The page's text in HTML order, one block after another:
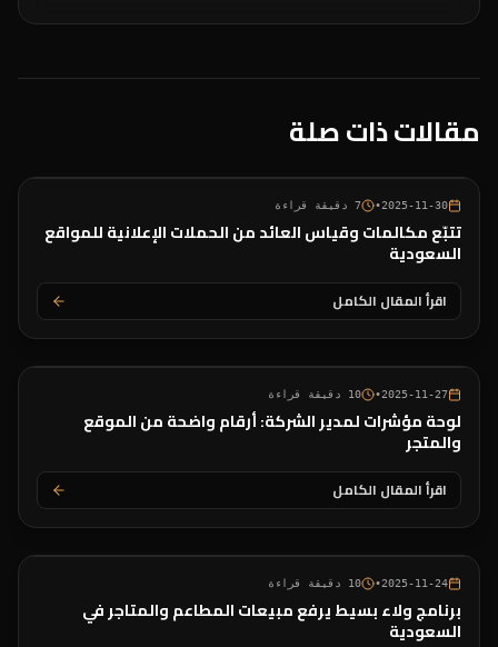
مقالات ذات صلة
2025-11-30
•
7 دقيقة قراءة
تتبّع مكالمات وقياس العائد من الحملات الإعلانية للمواقع
السعودية
اقرأ المقال الكامل
2025-11-27
•
10 دقيقة قراءة
لوحة مؤشرات لمدير الشركة: أرقام واضحة من الموقع
والمتجر
اقرأ المقال الكامل
2025-11-24
•
10 دقيقة قراءة
برنامج ولاء بسيط يرفع مبيعات المطاعم والمتاجر في
السعودية